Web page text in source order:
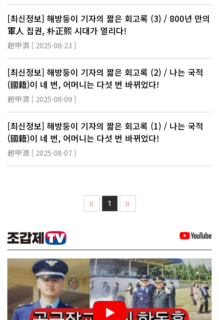
[최신정보] 해방둥이 기자의 짧은 회고록 (3) / 800년 만의
軍人 집권, 朴正熙 시대가 열리다!
趙甲濟 [ 2025-08-23 ]
[최신정보] 해방둥이 기자의 짧은 회고록 (2) / 나는 국적
(國籍)이 네 번, 어머니는 다섯 번 바뀌었다!
趙甲濟 [ 2025-08-09 ]
[최신정보] 해방둥이 기자의 짧은 회고록 (1) / 나는 국적
(國籍)이 네 번, 어머니는 다섯 번 바뀌었다!
趙甲濟 [ 2025-08-07 ]
〈〈 1 〉〉